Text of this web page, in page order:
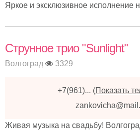
Яркое и эксклюзивное исполнение
Струнное трио "Sunlight"
Волгоград 3329
+7(961)... (Показать
Живая музыка на свадьбу!